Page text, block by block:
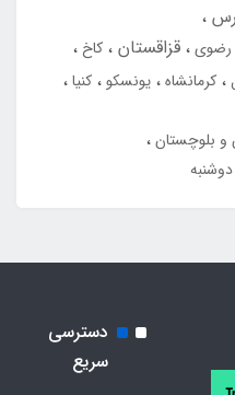
رضوی قزاقستان
کاخ
کرمانشاه یونسکو کنیا
و بلوچستان
دوشنبه
دسترسی
سریع